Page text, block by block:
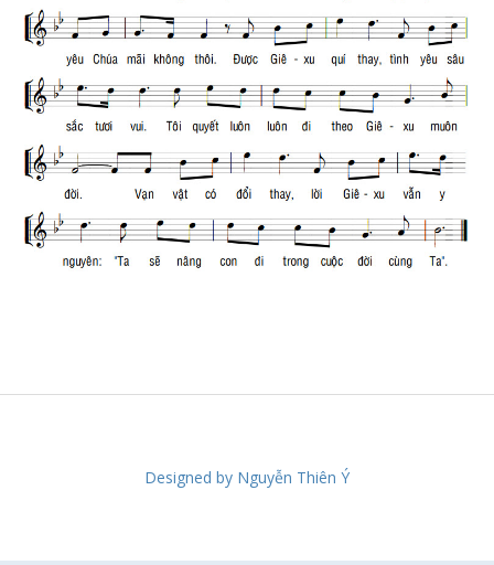
Designed by Nguyễn Thiên Ý